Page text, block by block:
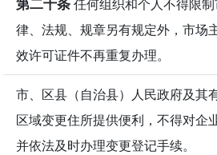
任何组织和个人不得限
律、法规、规章另有规定外，市场
效许可证件不再重复办理。
市、区县（自治县）人民政府及其
区域变更住所提供便利，不得对企
并依法及时办理变更登记手续。